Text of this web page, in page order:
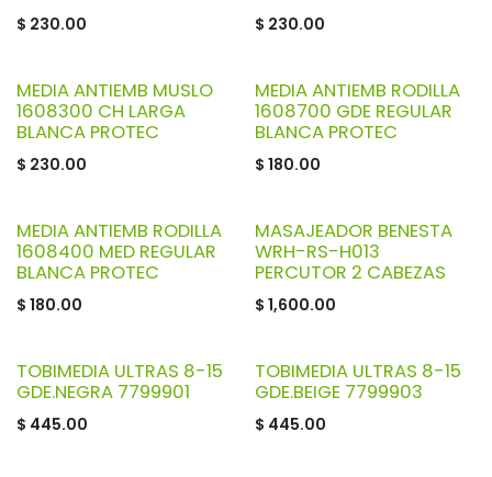
$ 230.00 $ 230.00
MEDIA ANTIEMB MUSLO
1608300 CH LARGA
BLANCA PROTEC
$ 230.00
MEDIA ANTIEMB RODILLA
1608700 GDE REGULAR
BLANCA PROTEC
$ 180.00
MEDIA ANTIEMB RODILLA
1608400 MED REGULAR
BLANCA PROTEC
$ 180.00
MASAJEADOR BENESTA
WRH-RS-H013
PERCUTOR 2 CABEZAS
$ 1,600.00
TOBIMEDIA ULTRAS 8-15
GDE.NEGRA 7799901
$ 445.00
TOBIMEDIA ULTRAS 8-15
GDE.BEIGE 7799903
$ 445.00